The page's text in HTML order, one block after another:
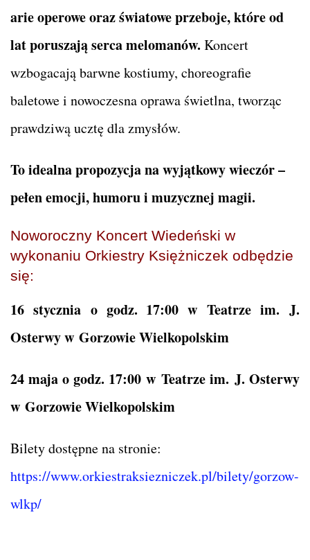
arie operowe oraz światowe przeboje, które od
lat poruszają serca melomanów. Koncert
wzbogacają barwne kostiumy, choreografie
baletowe i nowoczesna oprawa świetlna, tworząc
prawdziwą ucztę dla zmysłów.
To idealna propozycja na wyjątkowy wieczór –
pełen emocji, humoru i muzycznej magii.
Noworoczny Koncert Wiedeński w
wykonaniu Orkiestry Księżniczek odbędzie
się:
16 stycznia o godz. 17:00 w Teatrze im. J.
Osterwy w Gorzowie Wielkopolskim
24 maja o godz. 17:00 w Teatrze im. J. Osterwy
w Gorzowie Wielkopolskim
Bilety dostępne na stronie:
https://www.orkiestraksiezniczek.pl/bilety/gorzow-
wlkp/